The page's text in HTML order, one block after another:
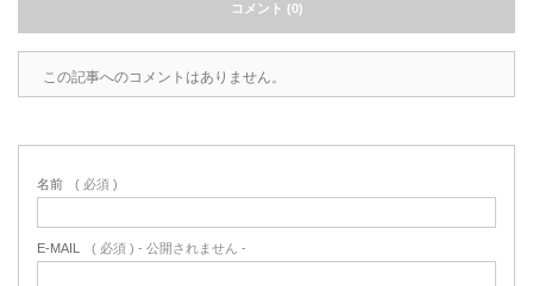
コメント (0)
この記事へのコメントはありません。
名前 ( 必須 )
E-MAIL ( 必須 ) - 公開されません -